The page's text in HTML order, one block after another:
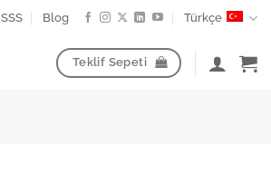
SSS Blog Türkçe
Teklif Sepeti